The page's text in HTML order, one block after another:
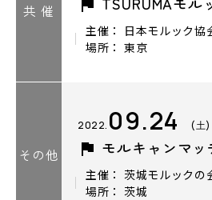
共 催
主催： 日本モルック協
場所： 東京
その他
2022. 09.24 (土)
モルキャンマ
主催： 茨城モルックの
場所： 茨城